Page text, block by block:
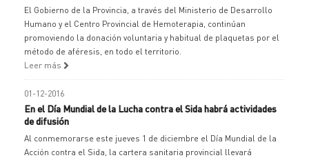
El Gobierno de la Provincia, a través del Ministerio de Desarrollo
Humano y el Centro Provincial de Hemoterapia, continúan
promoviendo la donación voluntaria y habitual de plaquetas por el
método de aféresis, en todo el territorio.
Leer más
01-12-2016
En el Día Mundial de la Lucha contra el Sida habrá actividades
de difusión
Al conmemorarse este jueves 1 de diciembre el Día Mundial de la
Acción contra el Sida, la cartera sanitaria provincial llevará